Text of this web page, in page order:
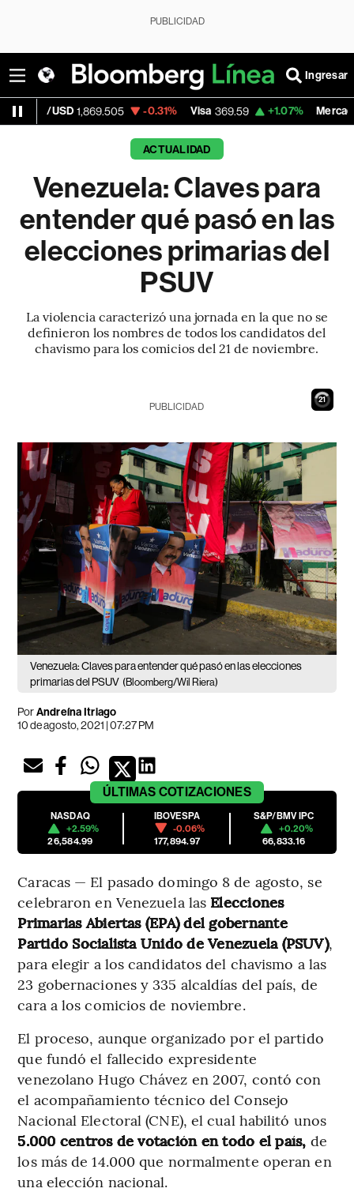
PUBLICIDAD
Ingresar
-0.31% Visa 369.59 +1.07% MercadoLibre 1,890.05
ACTUALIDAD
Venezuela: Claves para
entender qué pasó en las
elecciones primarias del
PSUV
La violencia caracterizó una jornada en la que no se
definieron los nombres de todos los candidatos del
chavismo para los comicios del 21 de noviembre.
19
PUBLICIDAD
Venezuela: Claves para entender qué pasó en las elecciones
primarias del PSUV (Bloomberg/Wil Riera)
PorAndreína Itriago
10 de agosto, 2021 | 07:27 PM
ÚLTIMAS COTIZACIONES
NASDAQ
+2.59%
26,584.99
IBOVESPA
-0.06%
177,894.97
S&P/BMV IPC
+0.20%
66,833.16
Caracas — El pasado domingo 8 de agosto, se
celebraron en Venezuela las Elecciones
Primarias Abiertas (EPA) del gobernante
Partido Socialista Unido de Venezuela (PSUV),
para elegir a los candidatos del chavismo a las
23 gobernaciones y 335 alcaldías del país, de
cara a los comicios de noviembre.
El proceso, aunque organizado por el partido
que fundó el fallecido expresidente
venezolano Hugo Chávez en 2007, contó con
el acompañamiento técnico del Consejo
Nacional Electoral (CNE), el cual habilitó unos
5.000 centros de votación en todo el país, de
los más de 14.000 que normalmente operan en
una elección nacional.